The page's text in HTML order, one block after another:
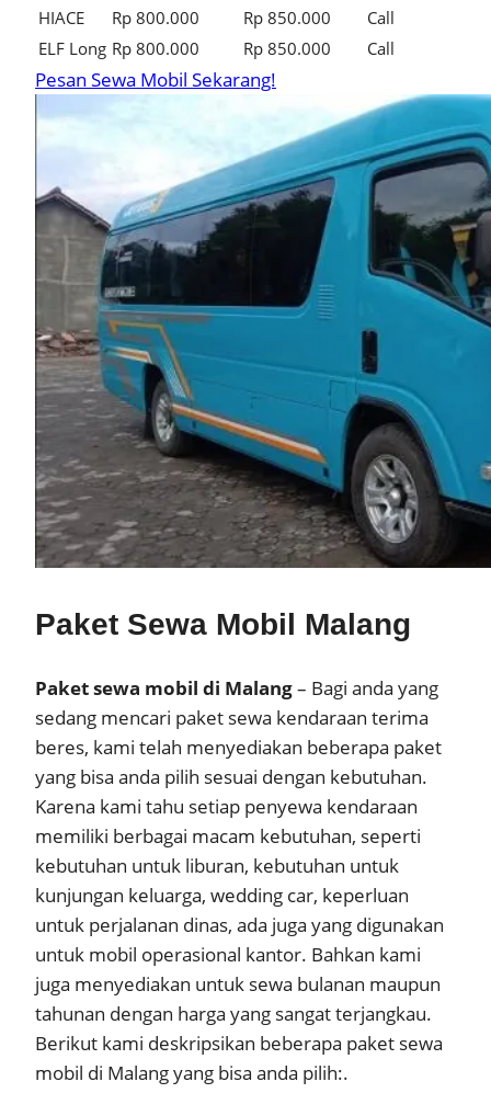
HIACE
Rp 800.000 Rp 850.000
Call
ELF Long Rp 800.000 Rp 850.000 Call
Pesan Sewa Mobil Sekarang!
Paket Sewa Mobil Malang
Paket sewa mobil di Malang– Bagi anda yang
sedang mencari paket sewa kendaraan terima
beres, kami telah menyediakan beberapa paket
yang bisa anda pilih sesuai dengan kebutuhan.
Karena kami tahu setiap penyewa kendaraan
memiliki berbagai macam kebutuhan, seperti
kebutuhan untuk liburan, kebutuhan untuk
kunjungan keluarga, wedding car, keperluan
untuk perjalanan dinas, ada juga yang digunakan
untuk mobil operasional kantor. Bahkan kami
juga menyediakan untuk sewa bulanan maupun
tahunan dengan harga yang sangat terjangkau.
Berikut kami deskripsikan beberapa paket sewa
mobil di Malang yang bisa anda pilih:.